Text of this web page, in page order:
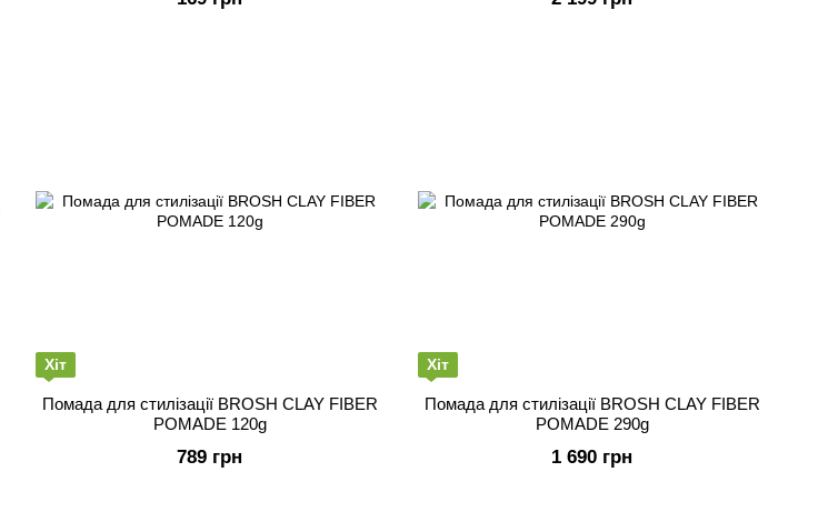
Хіт
Помада для стилізації BROSH CLAY FIBER
POMADE 120g
789 грн
Хіт
Помада для стилізації BROSH CLAY FIBER
POMADE 290g
1 690 грн